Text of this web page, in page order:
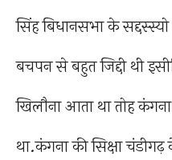
सिंह बिधानसभा के
बचपन से बहुत जिद्दी थी
खिलौना आता था तोह
था.कंगना की सिक्षा